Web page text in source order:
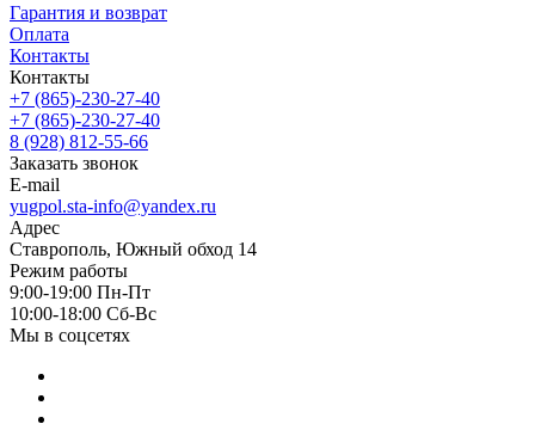
Гарантия и возврат
Оплата
Контакты
Контакты
+7 (865)-230-27-40
+7 (865)-230-27-40
8 (928) 812-55-66
Заказать звонок
E-mail
yugpol.sta-info@yandex.ru
Адрес
Ставрополь, Южный обход 14
Режим работы
9:00-19:00 Пн-Пт
10:00-18:00 Cб-Вс
Мы в соцсетях